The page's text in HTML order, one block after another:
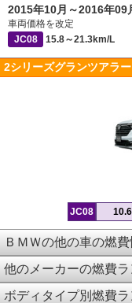
2015年10月～2016年09
車両価格を改定
JC08
15.8～21.3km/L
2シリーズグランツアラ
JC08
ＢＭＷの他の車の燃費
他のメーカーの燃費
ボディタイプ別燃費